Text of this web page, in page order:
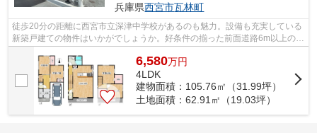
兵庫県西宮市瓦林町
徒歩20分の距離に西宮市立深津中学校があるのも魅力。設備も充実している
新築戸建ての物件はいかがでしょうか。好条件の揃った前面道路6m以上の物
件をお薦めいたします。結露の発生を...
6,580万円
4LDK
建物面積：105.76㎡（31.99坪）
土地面積：62.91㎡（19.03坪）